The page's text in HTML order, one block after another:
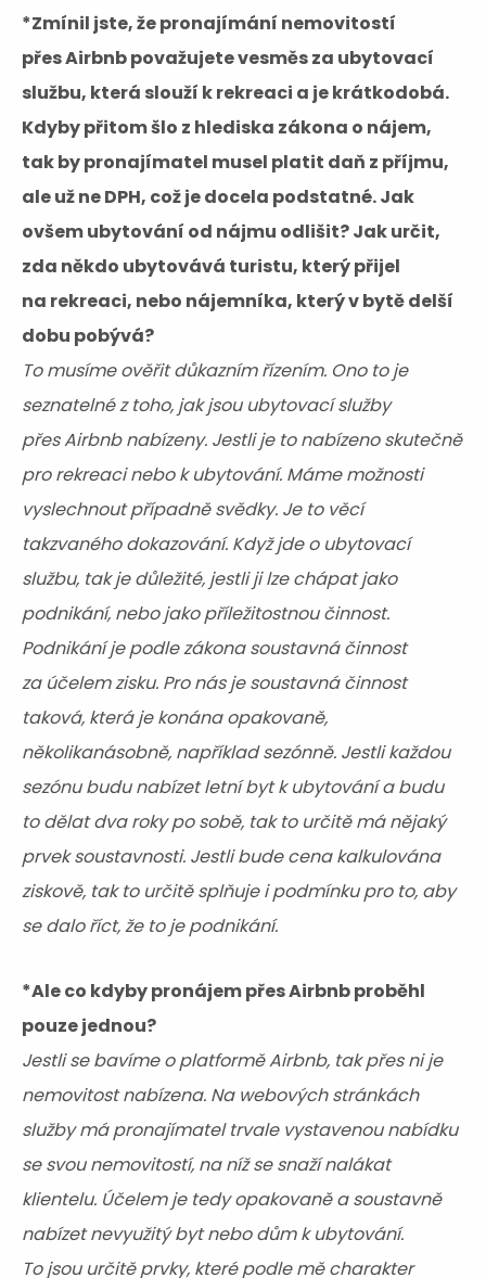
*Zmínil jste, že pronajímání nemovitostí
přes Airbnb považujete vesměs za ubytovací
službu, která slouží k rekreaci a je krátkodobá.
Kdyby přitom šlo z hlediska zákona o nájem,
tak by pronajímatel musel platit daň z příjmu,
ale už ne DPH, což je docela podstatné. Jak
ovšem ubytování od nájmu odlišit? Jak určit,
zda někdo ubytovává turistu, který přijel
na rekreaci, nebo nájemníka, který v bytě delší
dobu pobývá?
To musíme ověřit důkazním řízením. Ono to je
seznatelné z toho, jak jsou ubytovací služby
přes Airbnb nabízeny. Jestli je to nabízeno skutečně
pro rekreaci nebo k ubytování. Máme možnosti
vyslechnout případně svědky. Je to věcí
takzvaného dokazování. Když jde o ubytovací
službu, tak je důležité, jestli ji lze chápat jako
podnikání, nebo jako příležitostnou činnost.
Podnikání je podle zákona soustavná činnost
za účelem zisku. Pro nás je soustavná činnost
taková, která je konána opakovaně,
několikanásobně, například sezónně. Jestli každou
sezónu budu nabízet letní byt k ubytování a budu
to dělat dva roky po sobě, tak to určitě má nějaký
prvek soustavnosti. Jestli bude cena kalkulována
ziskově, tak to určitě splňuje i podmínku pro to, aby
se dalo říct, že to je podnikání.
*Ale co kdyby pronájem přes Airbnb proběhl
pouze jednou?
Jestli se bavíme o platformě Airbnb, tak přes ni je
nemovitost nabízena. Na webových stránkách
služby má pronajímatel trvale vystavenou nabídku
se svou nemovitostí, na níž se snaží nalákat
klientelu. Účelem je tedy opakovaně a soustavně
nabízet nevyužitý byt nebo dům k ubytování.
To jsou určitě prvky, které podle mě charakter